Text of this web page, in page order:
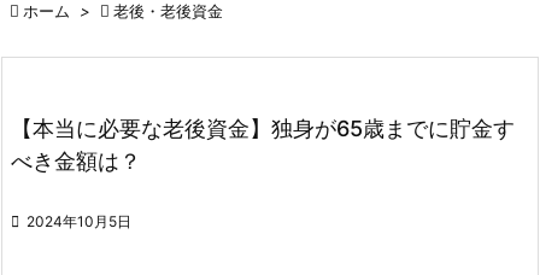
次へ
 ホーム >  老後・老後資金
【本当に必要な老後資金】独身が65歳までに貯金す
べき金額は？
 2024年10月5日